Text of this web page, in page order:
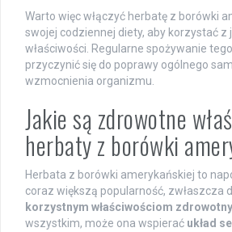
Warto więc włączyć herbatę z borówki
swojej codziennej diety, aby korzystać z
właściwości. Regularne spożywanie
przyczynić się do poprawy ogólnego
wzmocnienia organizmu.
Jakie są zdrowotne
herbaty z borówki
Herbata z borówki amerykańskiej to
coraz większą popularność, zwłaszcza
korzystnym właściwościom
wszystkim, może ona wspierać układ